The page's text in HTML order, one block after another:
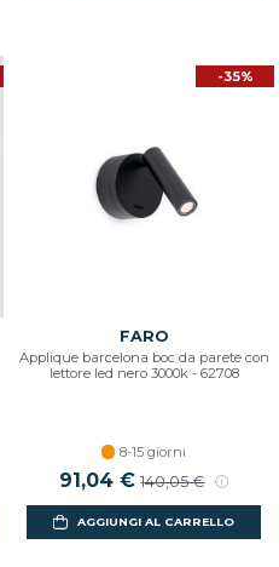
-35%
FARO
Applique barcelona boc da parete con
lettore led nero 3000k - 62708
8-15 giorni
Prezzo scontato
91,04 € Prezzo di listino
140,05 €
AGGIUNGI AL CARRELLO